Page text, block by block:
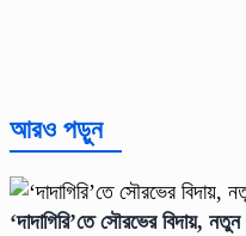
আরও পড়ুন
‘দাদাগিরি’তে সৌরভের বিদায়,